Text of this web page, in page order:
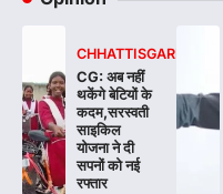
CHHATTISGARH
CG: अब नहीं
थकेंगे बेटियों के
कदम,सरस्वती
साइकिल
योजना ने दी
सपनों को नई
रफ्तार